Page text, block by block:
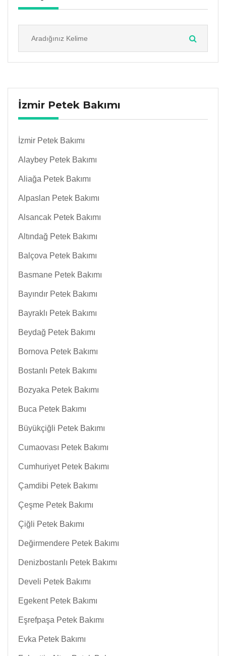
İzmir Petek Bakımı
İzmir Petek Bakımı
Alaybey Petek Bakımı
Aliağa Petek Bakımı
Alpaslan Petek Bakımı
Alsancak Petek Bakımı
Altındağ Petek Bakımı
Balçova Petek Bakımı
Basmane Petek Bakımı
Bayındır Petek Bakımı
Bayraklı Petek Bakımı
Beydağ Petek Bakımı
Bornova Petek Bakımı
Bostanlı Petek Bakımı
Bozyaka Petek Bakımı
Buca Petek Bakımı
Büyükçiğli Petek Bakımı
Cumaovası Petek Bakımı
Cumhuriyet Petek Bakımı
Çamdibi Petek Bakımı
Çeşme Petek Bakımı
Çiğli Petek Bakımı
Değirmendere Petek Bakımı
Denizbostanlı Petek Bakımı
Develi Petek Bakımı
Egekent Petek Bakımı
Eşrefpaşa Petek Bakımı
Evka Petek Bakımı